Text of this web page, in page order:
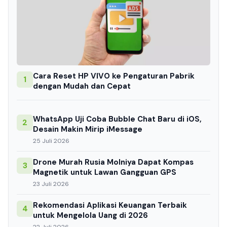
1
Cara Reset HP VIVO ke Pengaturan Pabrik
dengan Mudah dan Cepat
2 WhatsApp Uji Coba Bubble Chat Baru di iOS,
Desain Makin Mirip iMessage
25 Juli 2026
3
Drone Murah Rusia Molniya Dapat Kompas
Magnetik untuk Lawan Gangguan GPS
23 Juli 2026
4 Rekomendasi Aplikasi Keuangan Terbaik
untuk Mengelola Uang di 2026